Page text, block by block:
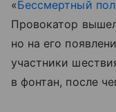
«Бессмертный
Провокатор
но на его
участники
в фонтан, после